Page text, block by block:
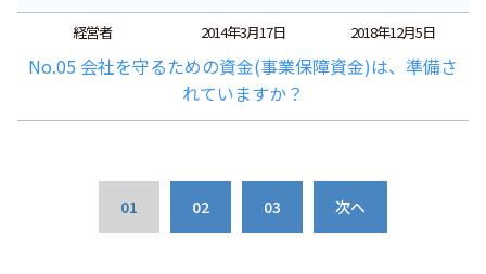
経営者 2014年3月17日 2018年12月5日
No.05 会社を守るための資金(事業保障資金)は、準備さ
れていますか？
01 02 03 次へ